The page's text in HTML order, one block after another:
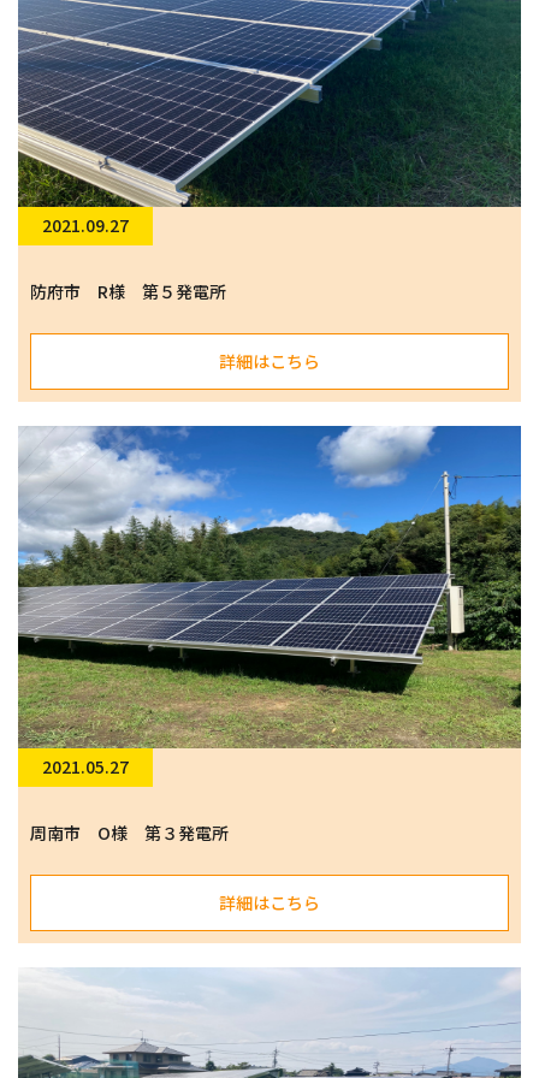
2021.09.27
防府市 R様 第５発電所
詳細はこちら
2021.05.27
周南市 O様 第３発電所
詳細はこちら